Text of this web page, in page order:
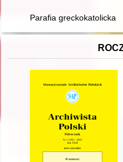
Parafia greckokatolicka